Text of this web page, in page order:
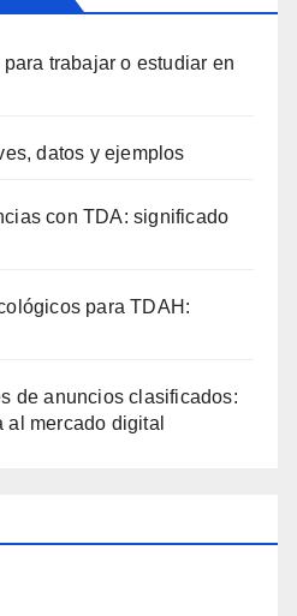
trabajar o estudiar en
datos y ejemplos
con TDA: significado
para TDAH:
de anuncios clasificados:
mercado digital